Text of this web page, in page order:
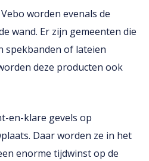
worden evenals de
wand. Er zijn gemeenten die
spekbanden of lateien
deze producten ook
en-klare gevels op
Daar worden ze in het
enorme tijdwinst op de